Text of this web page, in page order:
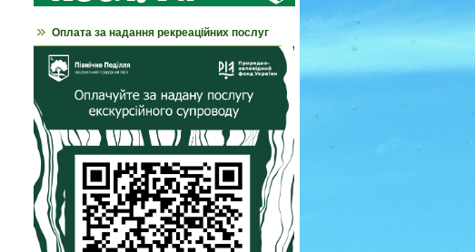
Оплата за надання рекреаційних послуг